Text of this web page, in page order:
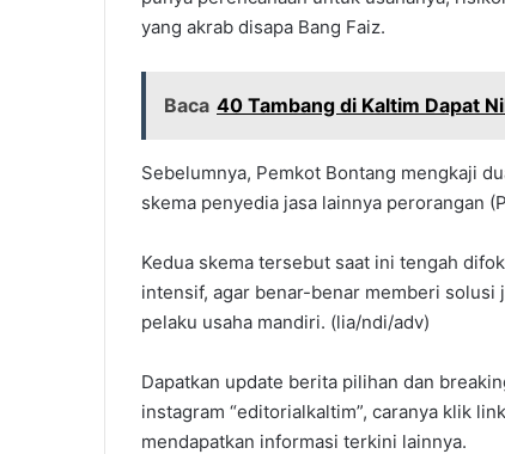
yang akrab disapa Bang Faiz.
Baca 40 Tambang di Kaltim Dapat
Sebelumnya, Pemkot Bontang mengkaji
skema penyedia jasa lainnya perorangan
Kedua skema tersebut saat ini tengah
intensif, agar benar-benar memberi solusi
pelaku usaha mandiri. (lia/ndi/adv)
Dapatkan update berita pilihan dan
instagram “editorialkaltim”, caranya klik link
mendapatkan informasi terkini lainnya.